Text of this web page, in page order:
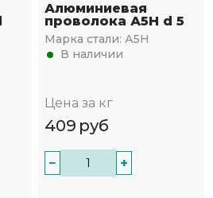
Алюминиевая
проволока А5Н d 5
Марка стали: А5Н
В наличии
Цена за кг
409 руб
− +